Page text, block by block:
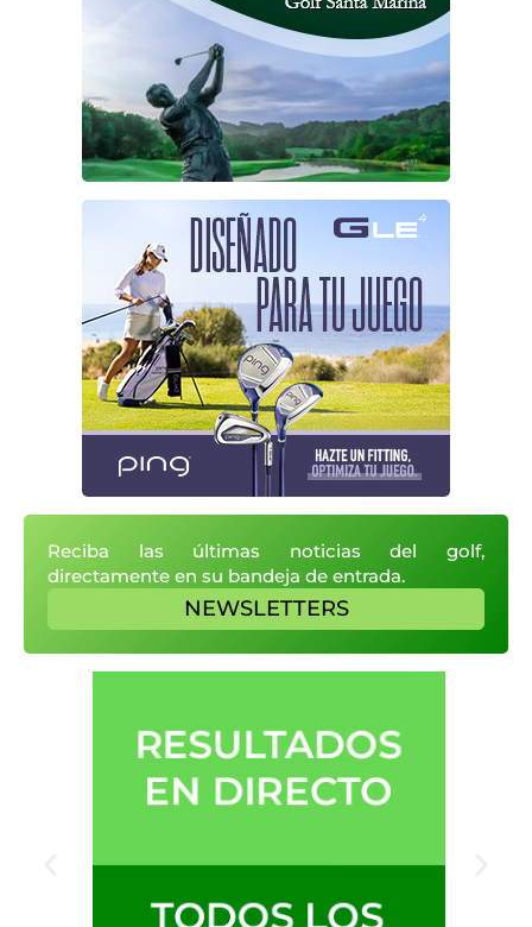
Reciba las últimas noticias del golf,
directamente en su bandeja de entrada.
NEWSLETTERS